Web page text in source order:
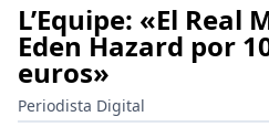
L’Equipe: «El Real
Eden Hazard por
euros»
Periodista Digital